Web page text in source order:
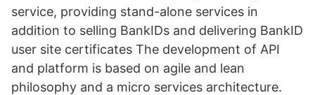
service, providing stand-alone services in
addition to selling BankIDs and delivering BankID
user site certificates The development of API
and platform is based on agile and lean
philosophy and a micro services architecture.